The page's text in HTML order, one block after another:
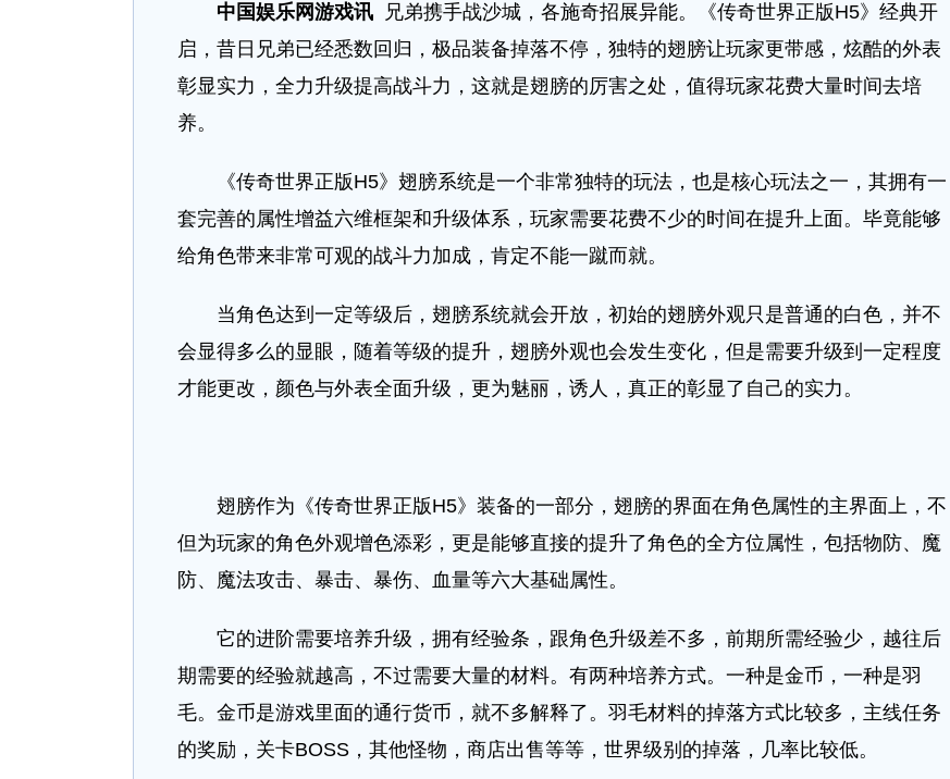
中国娱乐网游戏讯
兄弟携手战沙城，各施奇招展异能。《传奇世界正版H5》经典开
启，昔日兄弟已经悉数回归，极品装备掉落不停，独特的翅膀让玩家更带感，炫酷的外表
彰显实力，全力升级提高战斗力，这就是翅膀的厉害之处，值得玩家花费大量时间去培
养。
《传奇世界正版H5》翅膀系统是一个非常独特的玩法，也是核心玩法之一，其拥有一
套完善的属性增益六维框架和升级体系，玩家需要花费不少的时间在提升上面。毕竟能够
给角色带来非常可观的战斗力加成，肯定不能一蹴而就。
当角色达到一定等级后，翅膀系统就会开放，初始的翅膀外观只是普通的白色，并不
会显得多么的显眼，随着等级的提升，翅膀外观也会发生变化，但是需要升级到一定程度
才能更改，颜色与外表全面升级，更为魅丽，诱人，真正的彰显了自己的实力。
翅膀作为《传奇世界正版H5》装备的一部分，翅膀的界面在角色属性的主界面上，不
但为玩家的角色外观增色添彩，更是能够直接的提升了角色的全方位属性，包括物防、魔
防、魔法攻击、暴击、暴伤、血量等六大基础属性。
它的进阶需要培养升级，拥有经验条，跟角色升级差不多，前期所需经验少，越往后
期需要的经验就越高，不过需要大量的材料。有两种培养方式。一种是金币，一种是羽
毛。金币是游戏里面的通行货币，就不多解释了。羽毛材料的掉落方式比较多，主线任务
的奖励，关卡BOSS，其他怪物，商店出售等等，世界级别的掉落，几率比较低。